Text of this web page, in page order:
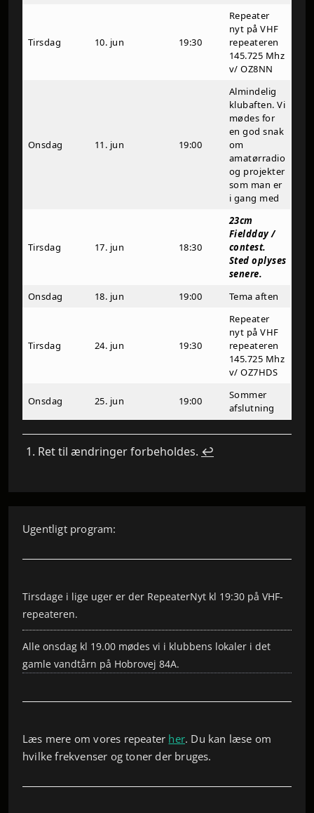
Tirsdag 10. jun 19:30
Repeater
nyt på VHF
repeateren
145.725 Mhz
v/ OZ8NN
Onsdag 11. jun 19:00
Almindelig
klubaften. Vi
mødes for
en god snak
om
amatørradio
og projekter
som man er
i gang med
Tirsdag 17. jun 18:30
23cm
Fieldday /
contest.
Sted oplyses
senere.
Onsdag
18. jun 19:00 Tema aften
Tirsdag 24. jun 19:30
Repeater
nyt på VHF
repeateren
145.725 Mhz
v/ OZ7HDS
Onsdag 25. jun 19:00
Sommer
afslutning
Ret til ændringer forbeholdes. ↩︎
Ugentligt program:
Tirsdage i lige uger er der RepeaterNyt kl 19:30 på VHF-
repeateren.
Alle onsdag kl 19.00 mødes vi i klubbens lokaler i det
gamle vandtårn på Hobrovej 84A.
Læs mere om vores repeater her. Du kan læse om
hvilke frekvenser og toner der bruges.